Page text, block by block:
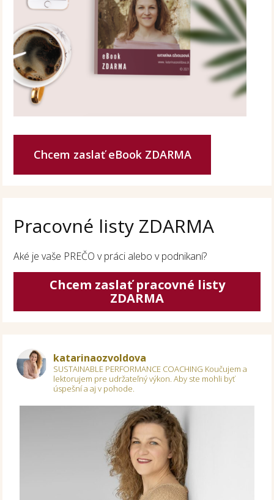
Chcem zaslať eBook ZDARMA
Pracovné listy ZDARMA
Aké je vaše PREČO v práci alebo v podnikaní?
Chcem zaslať pracovné listy
ZDARMA
katarinaozvoldova
SUSTAINABLE PERFORMANCE COACHING Koučujem a
lektorujem pre udržateľný výkon.Aby ste mohli byť
úspešní a aj v pohode.